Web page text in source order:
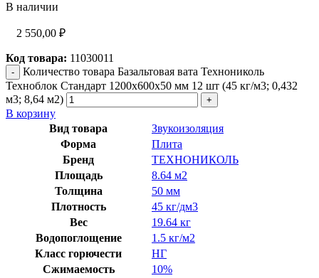
В наличии
2 550,00 ₽
Код товара: 11030011
Количество товара Базальтовая вата Технониколь
Техноблок Стандарт 1200х600х50 мм 12 шт (45 кг/м3; 0,432
м3; 8,64 м2)
В корзину
Вид товара
Звукоизоляция
Форма
Плита
Бренд
ТЕХНОНИКОЛЬ
Площадь
8.64 м2
Толщина
50 мм
Плотность
45 кг/дм3
Вес
19.64 кг
Водопоглощение
1.5 кг/м2
Класс горючести
НГ
Сжимаемость
10%